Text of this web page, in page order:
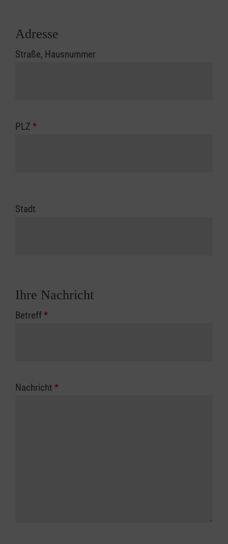
Adresse
Straße, Hausnummer
PLZ *
Stadt
Ihre Nachricht
Betreff*
Nachricht *